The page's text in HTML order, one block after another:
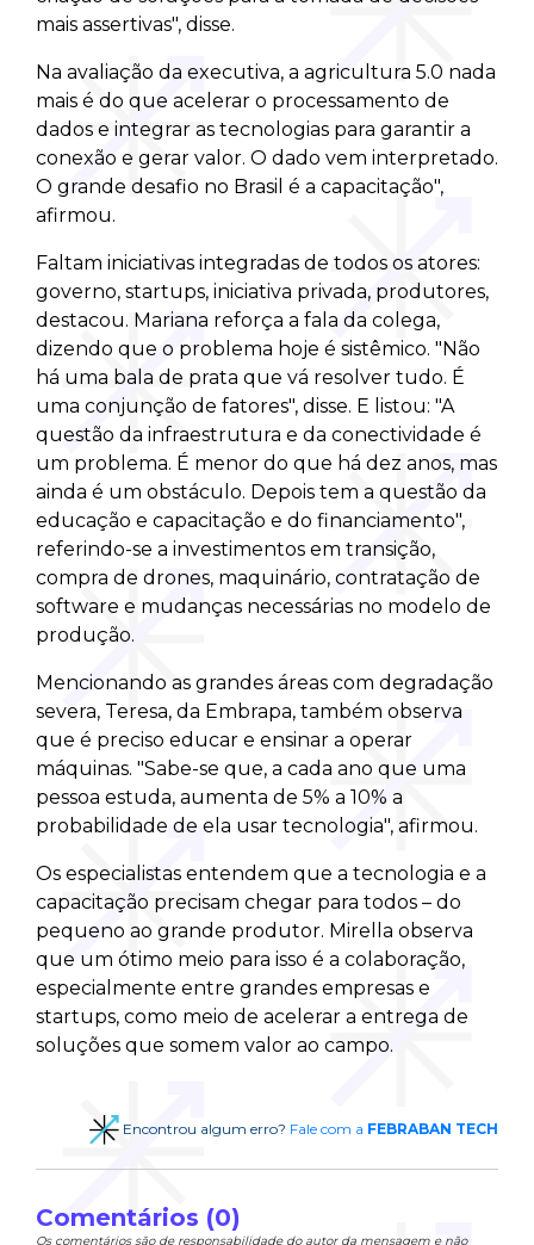
mais assertivas", disse.
Na avaliação da executiva, a agricultura 5.0 nada
mais é do que acelerar o processamento de
dados e integrar as tecnologias para garantir a
conexão e gerar valor. O dado vem interpretado.
O grande desafio no Brasil é a capacitação",
afirmou.
Faltam iniciativas integradas de todos os atores:
governo, startups, iniciativa privada, produtores,
destacou. Mariana reforça a fala da colega,
dizendo que o problema hoje é sistêmico. "Não
há uma bala de prata que vá resolver tudo. É
uma conjunção de fatores", disse. E listou: "A
questão da infraestrutura e da conectividade é
um problema. É menor do que há dez anos, mas
ainda é um obstáculo. Depois tem a questão da
educação e capacitação e do financiamento",
referindo-se a investimentos em transição,
compra de drones, maquinário, contratação de
software e mudanças necessárias no modelo de
produção.
Mencionando as grandes áreas com degradação
severa, Teresa, da Embrapa, também observa
que é preciso educar e ensinar a operar
máquinas. "Sabe-se que, a cada ano que uma
pessoa estuda, aumenta de 5% a 10% a
probabilidade de ela usar tecnologia", afirmou.
Os especialistas entendem que a tecnologia e a
capacitação precisam chegar para todos – do
pequeno ao grande produtor. Mirella observa
que um ótimo meio para isso é a colaboração,
especialmente entre grandes empresas e
startups, como meio de acelerar a entrega de
soluções que somem valor ao campo.
Encontrou algum erro? Fale com a FEBRABAN TECH
Comentários (0)
Os comentários são de responsabilidade do autor da mensagem e não